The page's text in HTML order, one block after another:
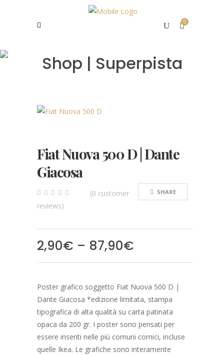
0
Shop | Superpista
Fiat Nuova 500 D | Dante
Giacosa
SHARE
out
ratings
(0 customer
reviews)
2,90€ – 87,90€
Poster grafico soggetto Fiat Nuova 500 D |
Dante Giacosa *edizione limitata, stampa
tipografica di alta qualità su carta patinata
opaca da 200 gr. I poster sono pensati per
essere inseriti nelle più comuni cornici, incluse
quelle Ikea. Le grafiche sono interamente